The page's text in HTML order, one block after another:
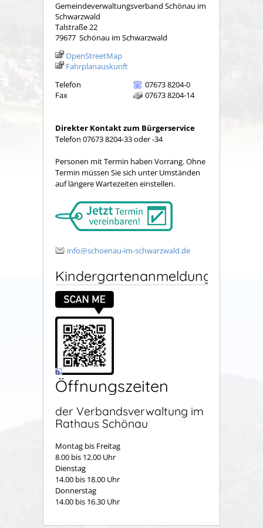
Gemeindeverwaltungsverband Schönau im
Schwarzwald
Talstraße 22
79677 Schönau im Schwarzwald
OpenStreetMap
Fahrplanauskunft
Telefon
07673 8204-0
Fax
07673 8204-14
Direkter Kontakt zum Bürgerservice
Telefon 07673 8204-33 oder -34
Personen mit Termin haben Vorrang. Ohne
Termin müssen Sie sich unter Umständen
auf längere Wartezeiten einstellen.
info@schoenau-im-schwarzwald.de
Kindergartenanmeldung
Öffnungszeiten
der Verbandsverwaltung im
Rathaus Schönau
Montag bis Freitag
8.00 bis 12.00 Uhr
Dienstag
14.00 bis 18.00 Uhr
Donnerstag
14.00 bis 16.30 Uhr